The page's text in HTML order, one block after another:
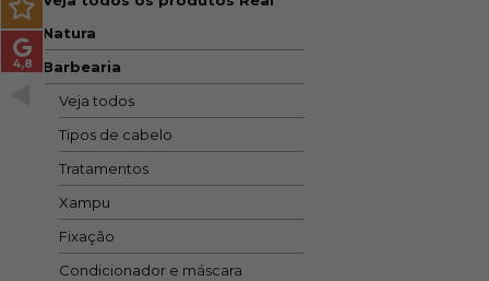
PACOTES DE PRESENTE
OUTLET
BLOG
Natura
Barbearia
Veja todos
Tipos de cabelo
Tratamentos
Xampu
Fixação
Condicionador e máscara